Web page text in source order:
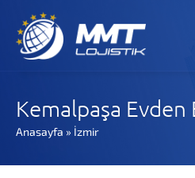
Kemalpaşa
Anasayfa » İzmir